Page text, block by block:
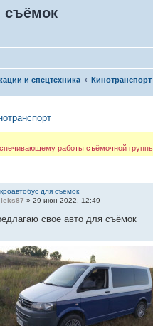
съёмок
и спецтехника Кинотранспорт
работы съёмочной
для съёмок
Сleks87 »29 июн 2022, 12:49
свое авто для съёмок